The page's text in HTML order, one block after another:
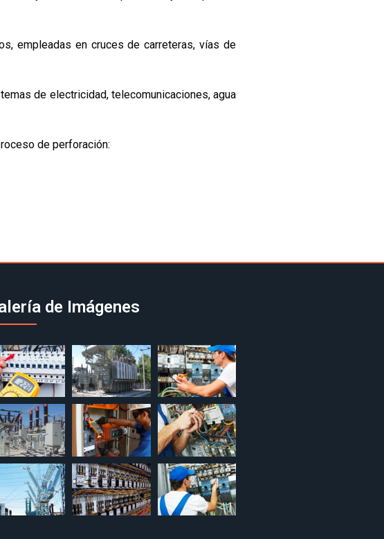
empleadas en cruces de carreteras, vías de
de electricidad, telecomunicaciones, agua
de perforación:
de Imágenes